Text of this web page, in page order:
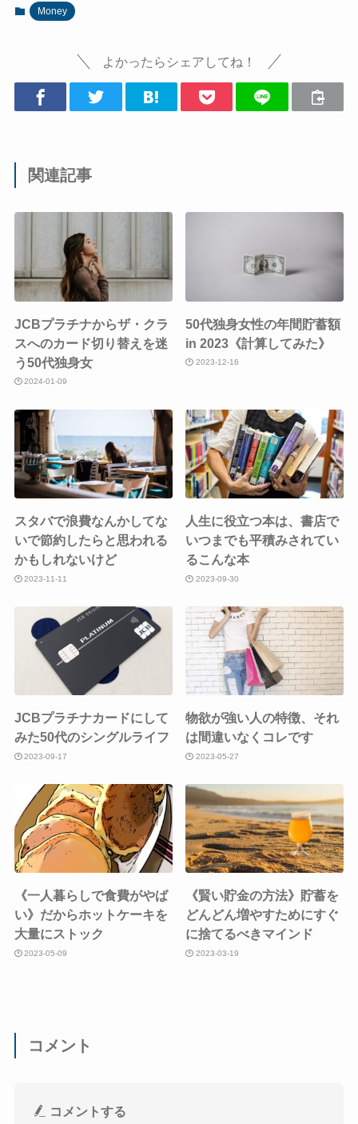
Money
よかったらシェアしてね！
関連記事
JCBプラチナからザ・クラ
スへのカード切り替えを迷
う50代独身女
2024-01-09
50代独身女性の年間貯蓄額
in 2023《計算してみた》
2023-12-16
スタバで浪費なんかしてな
いで節約したらと思われる
かもしれないけど
2023-11-11
人生に役立つ本は、書店で
いつまでも平積みされてい
るこんな本
2023-09-30
JCBプラチナカードにして
みた50代のシングルライフ
2023-09-17
物欲が強い人の特徴、それ
は間違いなくコレです
2023-05-27
《一人暮らしで食費がやば
い》だからホットケーキを
大量にストック
2023-05-09
《賢い貯金の方法》貯蓄を
どんどん増やすためにすぐ
に捨てるべきマインド
2023-03-19
コメント
コメントする